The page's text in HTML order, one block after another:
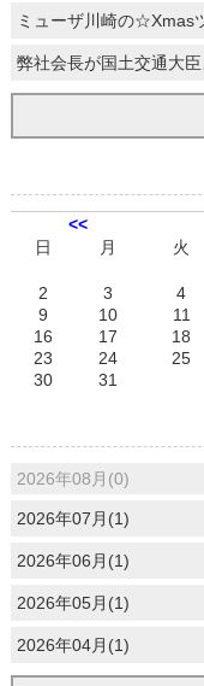
ミューザ川崎の☆Xmas
弊社会長が国土交通大
<<
日
月 火
2
3 4
9
10 11
16
17 18
23
24 25
30
31
2026年08月(0)
2026年07月(1)
2026年06月(1)
2026年05月(1)
2026年04月(1)